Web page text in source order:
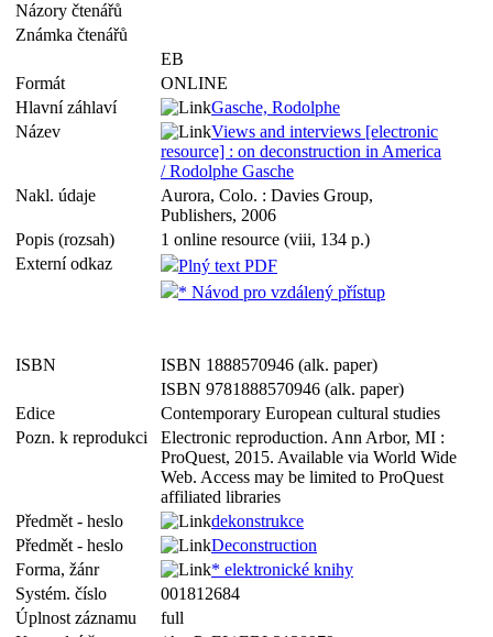
Názory čtenářů
Známka čtenářů
EB
Formát
ONLINE
Hlavní záhlaví
Gasche, Rodolphe
Název
Views and interviews [electronic
resource] : on deconstruction in America
/ Rodolphe Gasche
Nakl. údaje
Aurora, Colo. : Davies Group,
Publishers, 2006
Popis (rozsah)
1 online resource (viii, 134 p.)
Externí odkaz
Plný text PDF
* Návod pro vzdálený přístup
ISBN
ISBN 1888570946 (alk. paper)
ISBN 9781888570946 (alk. paper)
Edice
Contemporary European cultural studies
Pozn. k reprodukci
Electronic reproduction. Ann Arbor, MI :
ProQuest, 2015. Available via World Wide
Web. Access may be limited to ProQuest
affiliated libraries
Předmět - heslo
dekonstrukce
Předmět - heslo
Deconstruction
Forma, žánr
* elektronické knihy
Systém. číslo
001812684
Úplnost záznamu
full